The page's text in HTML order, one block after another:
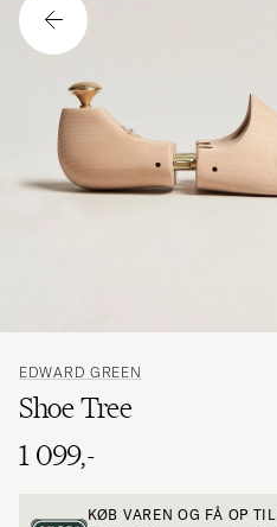
EDWARD GREEN
Shoe Tree
1 099,-
KØB VAREN OG FÅ OP TIL